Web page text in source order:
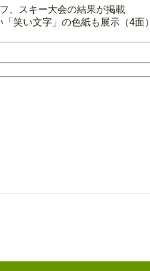
、スキー大会の結果が掲載
笑い文字」の色紙も展示（4面）